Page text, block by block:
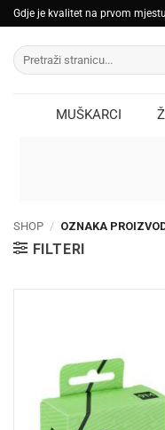
Skip
to
content
Gdje je kvalitet na prvom
Pretraži:
MUŠKARCI
SHOP / OZNAKA
FILTERI